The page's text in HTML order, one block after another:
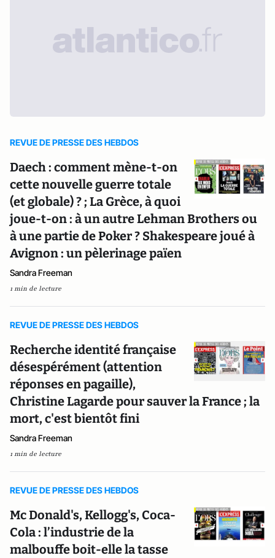
REVUE DE PRESSE DES HEBDOS
Daech : comment mène-t-on
cette nouvelle guerre totale
(et globale) ? ; La Grèce, à quoi
joue-t-on : à un autre Lehman Brothers ou
à une partie de Poker ? Shakespeare joué à
Avignon : un pèlerinage païen
Sandra Freeman
1 min de lecture
REVUE DE PRESSE DES HEBDOS
Recherche identité française
désespérément (attention
réponses en pagaille),
Christine Lagarde pour sauver la France ; la
mort, c'est bientôt fini
Sandra Freeman
1 min de lecture
REVUE DE PRESSE DES HEBDOS
Mc Donald's, Kellogg's, Coca-
Cola : l’industrie de la
malbouffe boit-elle la tasse